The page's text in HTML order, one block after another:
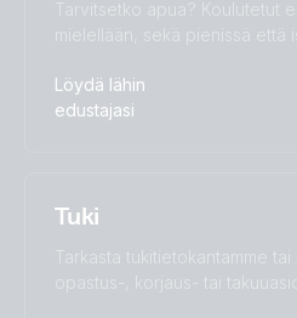
Tarvitsetko apua? Koulutetut
mielellään, sekä pienissä että
Löydä lähin
edustajasi
Tuki
Tarkasta tukitietokantamme
opastus-, korjaus- tai